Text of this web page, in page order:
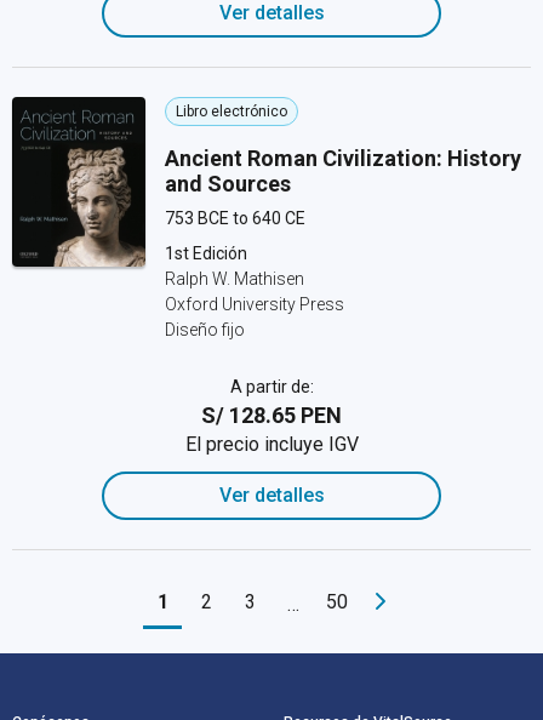
Ver detalles
Libro electrónico
Ancient Roman Civilization: History
and Sources
753 BCE to 640 CE
1st Edición
Ralph W. Mathisen
Oxford University Press
Diseño fijo
A partir de:
S/ 128.65 PEN
El precio incluye IGV
Ver detalles
1 2 3 … 50